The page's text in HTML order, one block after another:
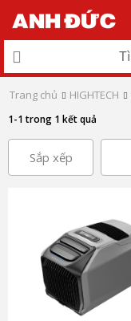
Trang chủ HIGHTECH
1-1 trong 1 kết quả
Sắp xếp